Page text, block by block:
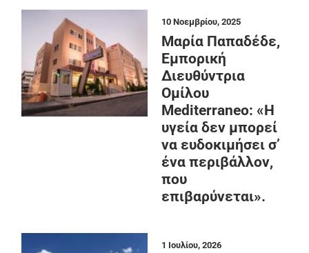
10 Νοεμβρίου, 2025
Μαρία Παπαδέδε,
Εμπορική
Διευθύντρια
Ομίλου
Mediterraneo: «Η
υγεία δεν μπορεί
να ευδοκιμήσει σ’
ένα περιβάλλον,
που
επιβαρύνεται».
1 Ιουλίου, 2026